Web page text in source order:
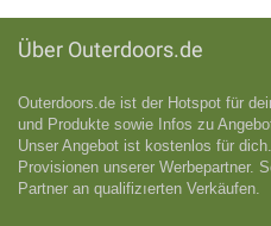
Über Outerdoors.de
Outerdoors.de ist der Hotspot für
und Produkte sowie Infos zu
Unser Angebot ist kostenlos für
Provisionen unserer Werbepartner.
Partner an qualifizıerten Verkäufen.